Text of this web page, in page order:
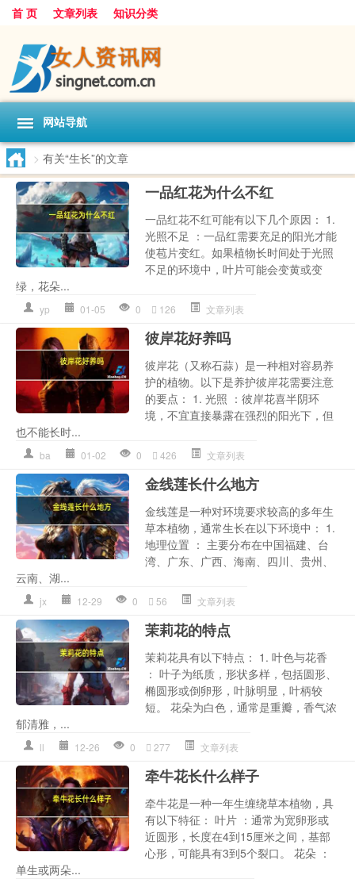
首 页 文章列表 知识分类
网站导航
> 有关“生长”的文章
一品红花为什么不红
一品红花不红可能有以下几个原因： 1.
光照不足 ：一品红需要充足的阳光才能
使苞片变红。如果植物长时间处于光照
不足的环境中，叶片可能会变黄或变
绿，花朵...
yp 01-05 0 126 文章列表
彼岸花好养吗
彼岸花（又称石蒜）是一种相对容易养
护的植物。以下是养护彼岸花需要注意
的要点： 1. 光照 ：彼岸花喜半阴环
境，不宜直接暴露在强烈的阳光下，但
也不能长时...
ba 01-02 0 426 文章列表
金线莲长什么地方
金线莲是一种对环境要求较高的多年生
草本植物，通常生长在以下环境中： 1.
地理位置 ： 主要分布在中国福建、台
湾、广东、广西、海南、四川、贵州、
云南、湖...
jx 12-29 0 56 文章列表
茉莉花的特点
茉莉花具有以下特点： 1. 叶色与花香
： 叶子为纸质，形状多样，包括圆形、
椭圆形或倒卵形，叶脉明显，叶柄较
短。 花朵为白色，通常是重瓣，香气浓
郁清雅，...
ll 12-26 0 277 文章列表
牵牛花长什么样子
牵牛花是一种一年生缠绕草本植物，具
有以下特征： 叶片 ：通常为宽卵形或
近圆形，长度在4到15厘米之间，基部
心形，可能具有3到5个裂口。 花朵 ：
单生或两朵...